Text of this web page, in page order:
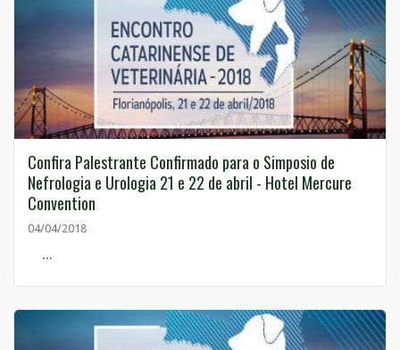
Confira Palestrante Confirmado para o Simposio de
Nefrologia e Urologia 21 e 22 de abril - Hotel Mercure
Convention
04/04/2018
...